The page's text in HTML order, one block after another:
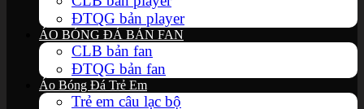
ĐTQG bản player
ÁO BÓNG ĐÁ BẢN FAN
CLB bản fan
ĐTQG bản fan
Áo Bóng Đá Trẻ Em
Trẻ em câu lạc bộ